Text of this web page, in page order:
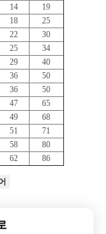
14
19
18
25
22
30
25
34
29
40
36
50
36
50
47
65
49
68
51
71
58
80
62 86